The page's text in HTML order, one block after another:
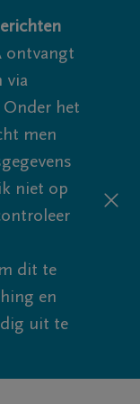
ontvangt
via
Onder het
men
niet op
dit te
en
uit te